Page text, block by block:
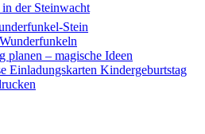
der Steinwacht
Stein
planen – magische Ideen
Einladungskarten Kindergeburtstag